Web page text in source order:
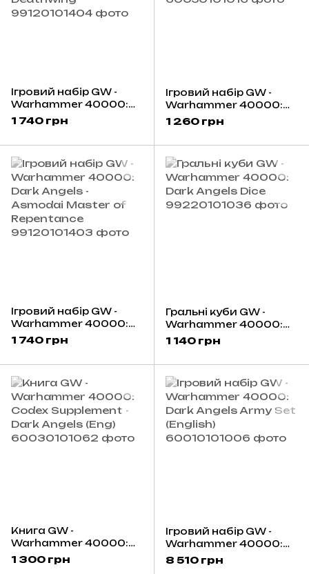
Ігровий набір GW -
Warhammer 40000:
Dark Angels - Belial
Grand Master of The
1 740 грн
Ігровий набір GW -
Warhammer 40000:
Datasheet Cards -
Dark Angels (Eng)
1 260 грн
Ігровий набір GW -
Warhammer 40000:
Dark Angels - Asmodai
Master of Repentance
1 740 грн
Гральні куби GW -
Warhammer 40000:
Dark Angels Dice
1 140 грн
Книга GW -
Warhammer 40000:
Codex Supplement -
Dark Angels (Eng)
1 300 грн
Ігровий набір GW -
Warhammer 40000:
Dark Angels Army Set
(English)
8 510 грн